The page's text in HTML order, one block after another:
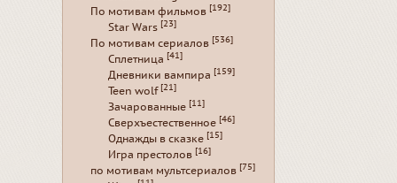
По мотивам фильмов [192]
Star Wars [23]
По мотивам сериалов [536]
Сплетница [41]
Дневники вампира [159]
Teen wolf [21]
Зачарованные [11]
Сверхъестественное [46]
Однажды в сказке [15]
Игра престолов [16]
по мотивам мультсериалов [75]